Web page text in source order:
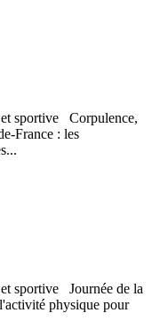
sportive Corpulence,
France : les
sportive Journée de la
physique pour